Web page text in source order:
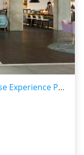
Server - Naisho Room at (Omakase Experience Preferred)